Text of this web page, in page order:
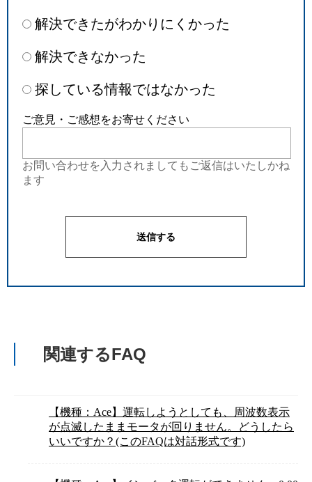
解決できたがわかりにくかった
解決できなかった
探している情報ではなかった
ご意見・ご感想をお寄せください
お問い合わせを入力されましてもご返信はいたしかね
ます
関連するFAQ
【機種：Ace】運転しようとしても、周波数表示
が点滅したままモータが回りません。どうしたら
いいですか？(このFAQは対話形式です)